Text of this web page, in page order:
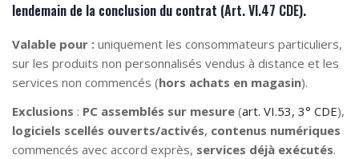
lendemain de la conclusion du contrat (Art. VI.47 CDE).
Valable pour : uniquement les consommateurs particuliers,
sur les produits non personnalisés vendus à distance et les
services non commencés (hors achats en magasin).
Exclusions : PC assemblés sur mesure (art. VI.53, 3° CDE),
logiciels scellés ouverts/activés, contenus numériques
commencés avec accord exprès, services déjà exécutés.